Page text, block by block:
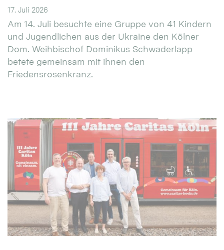
17. Juli 2026
Am 14. Juli besuchte eine Gruppe von 41 Kindern
und Jugendlichen aus der Ukraine den Kölner
Dom. Weihbischof Dominikus Schwaderlapp
betete gemeinsam mit ihnen den
Friedensrosenkranz.